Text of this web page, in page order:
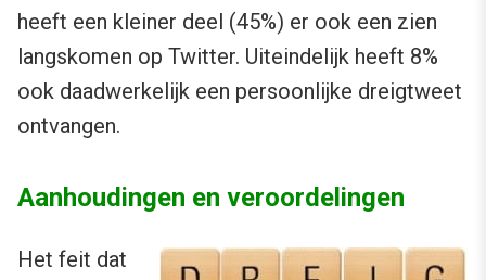
heeft een kleiner deel (45%) er ook een zien
langskomen op Twitter. Uiteindelijk heeft 8%
ook daadwerkelijk een persoonlijke dreigtweet
ontvangen.
Aanhoudingen en veroordelingen
Het feit dat